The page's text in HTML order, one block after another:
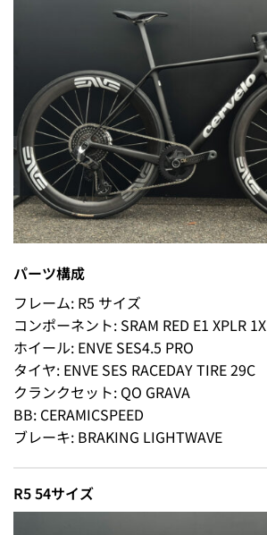
パーツ構成
フレーム: R5 サイズ
コンポーネント: SRAM RED E1 XPLR 1X
ホイール: ENVE SES4.5 PRO
タイヤ: ENVE SES RACEDAY TIRE 29C
クランクセット: QO GRAVA
BB: CERAMICSPEED
ブレーキ: BRAKING LIGHTWAVE
R5 54サイズ